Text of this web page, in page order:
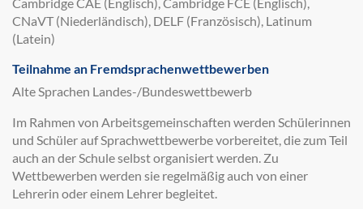
CNaVT (Niederländisch), DELF (Französisch), Latinum
(Latein)
Teilnahme an Fremdsprachenwettbewerben
Alte Sprachen Landes-/Bundeswettbewerb
Im Rahmen von Arbeitsgemeinschaften werden Schülerinnen
und Schüler auf Sprachwettbewerbe vorbereitet, die zum Teil
auch an der Schule selbst organisiert werden. Zu
Wettbewerben werden sie regelmäßig auch von einer
Lehrerin oder einem Lehrer begleitet.